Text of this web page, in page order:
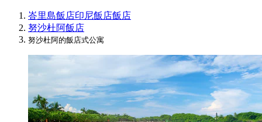
峇里島飯店印尼飯店飯店
努沙杜阿飯店
努沙杜阿的飯店式公寓